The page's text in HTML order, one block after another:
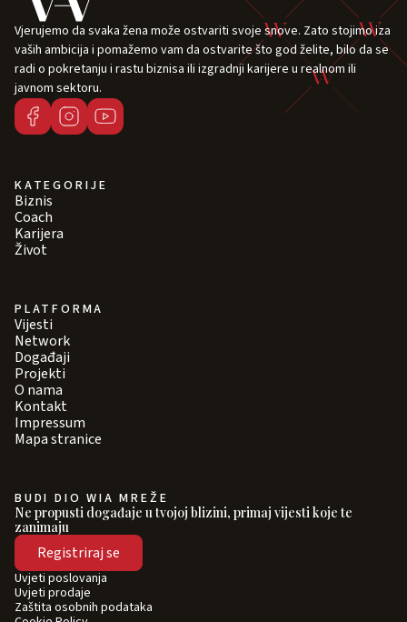
Vjerujemo da svaka žena može ostvariti svoje snove. Zato stojimo iza
vaših ambicija i pomažemo vam da ostvarite što god želite, bilo da se
radi o pokretanju i rastu biznisa ili izgradnji karijere u realnom ili
javnom sektoru.
KATEGORIJE
Biznis
Coach
Karijera
Život
PLATFORMA
Vijesti
Network
Događaji
Projekti
O nama
Kontakt
Impressum
Mapa stranice
BUDI DIO WIA MREŽE
Ne propusti događaje u tvojoj blizini, primaj vijesti koje te
zanimaju
Registriraj se
Uvjeti poslovanja
Uvjeti prodaje
Zaštita osobnih podataka